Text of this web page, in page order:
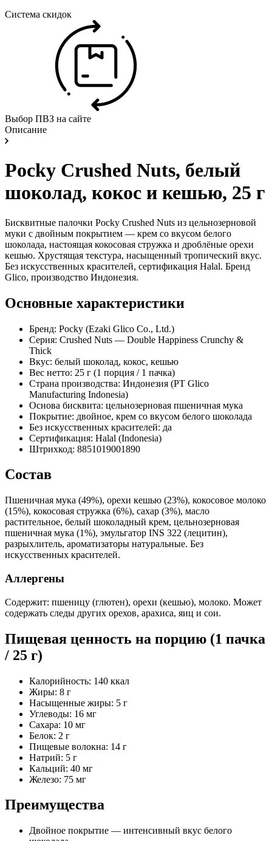
Система скидок
Выбор ПВЗ на сайте
Описание
Pocky Crushed Nuts, белый
шоколад, кокос и кешью, 25 г
Бисквитные палочки Pocky Crushed Nuts из цельнозерновой
муки с двойным покрытием — крем со вкусом белого
шоколада, настоящая кокосовая стружка и дроблёные орехи
кешью. Хрустящая текстура, насыщенный тропический вкус.
Без искусственных красителей, сертификация Halal. Бренд
Glico, производство Индонезия.
Основные характеристики
Бренд: Pocky (Ezaki Glico Co., Ltd.)
Серия: Crushed Nuts — Double Happiness Crunchy &
Thick
Вкус: белый шоколад, кокос, кешью
Вес нетто: 25 г (1 порция / 1 пачка)
Страна производства: Индонезия (PT Glico
Manufacturing Indonesia)
Основа бисквита: цельнозерновая пшеничная мука
Покрытие: двойное, крем со вкусом белого шоколада
Без искусственных красителей: да
Сертификация: Halal (Indonesia)
Штрихкод: 8851019001890
Состав
Пшеничная мука (49%), орехи кешью (23%), кокосовое молоко
(15%), кокосовая стружка (6%), сахар (3%), масло
растительное, белый шоколадный крем, цельнозерновая
пшеничная мука (1%), эмульгатор INS 322 (лецитин),
разрыхлитель, ароматизаторы натуральные. Без
искусственных красителей.
Аллергены
Содержит: пшеницу (глютен), орехи (кешью), молоко. Может
содержать следы других орехов, арахиса, яиц и сои.
Пищевая ценность на порцию (1 пачка
/ 25 г)
Калорийность: 140 ккал
Жиры: 8 г
Насыщенные жиры: 5 г
Углеводы: 16 мг
Сахара: 10 мг
Белок: 2 г
Пищевые волокна: 14 г
Натрий: 5 г
Кальций: 40 мг
Железо: 75 мг
Преимущества
Двойное покрытие — интенсивный вкус белого